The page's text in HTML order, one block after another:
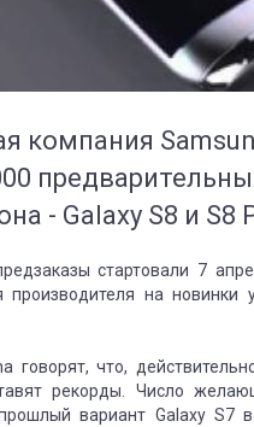
компания
- Galaxy S8 и S8
стартовали 7
производителя на новинки
говорят, что,
рекорды. Число
вариант Galaxy